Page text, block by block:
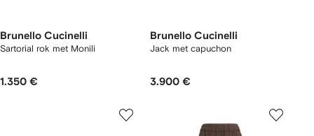
Brunello Cucinelli
Sartorial rok met Monili
1.350 €
Brunello Cucinelli
Jack met capuchon
3.900 €